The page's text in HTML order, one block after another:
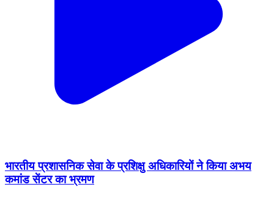
भारतीय प्रशासनिक सेवा के प्रशिक्षु अधिकारियों ने किया अभय
कमांड सेंटर का भ्रमण